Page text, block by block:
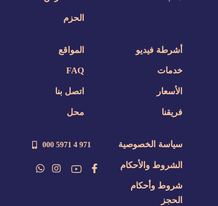
الحزم
أشرطة فيديو
خدمات
الأسعار
فريقنا
المواقع
FAQ
اتصل بنا
محل
سياسة الخصوصية
الشروط والأحكام
شروط وأحكام
الحجز
971 4 5971 000